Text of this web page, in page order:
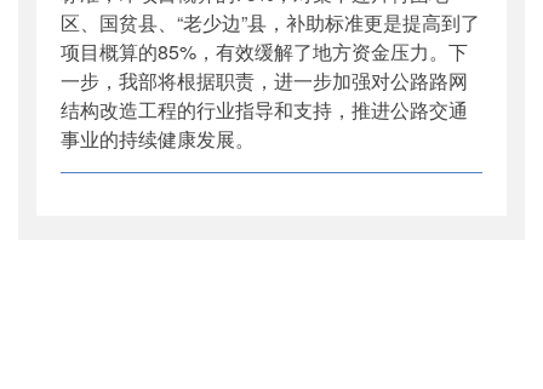
区、国贫县、“老少边”县，补助标准更是提高到了
项目概算的85%，有效缓解了地方资金压力。下
一步，我部将根据职责，进一步加强对公路路网
结构改造工程的行业指导和支持，推进公路交通
事业的持续健康发展。